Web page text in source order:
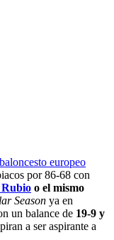
europeo
por 86-68 con
o el mismo
Season ya en
un balance de 19-9 y
a ser aspirante a